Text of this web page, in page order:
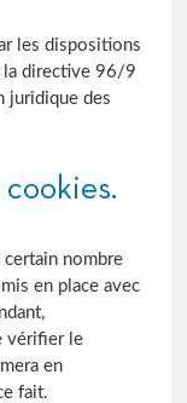
les dispositions
la directive 96/9
juridique des
nombre
en place avec
vérifier le
en
fait.